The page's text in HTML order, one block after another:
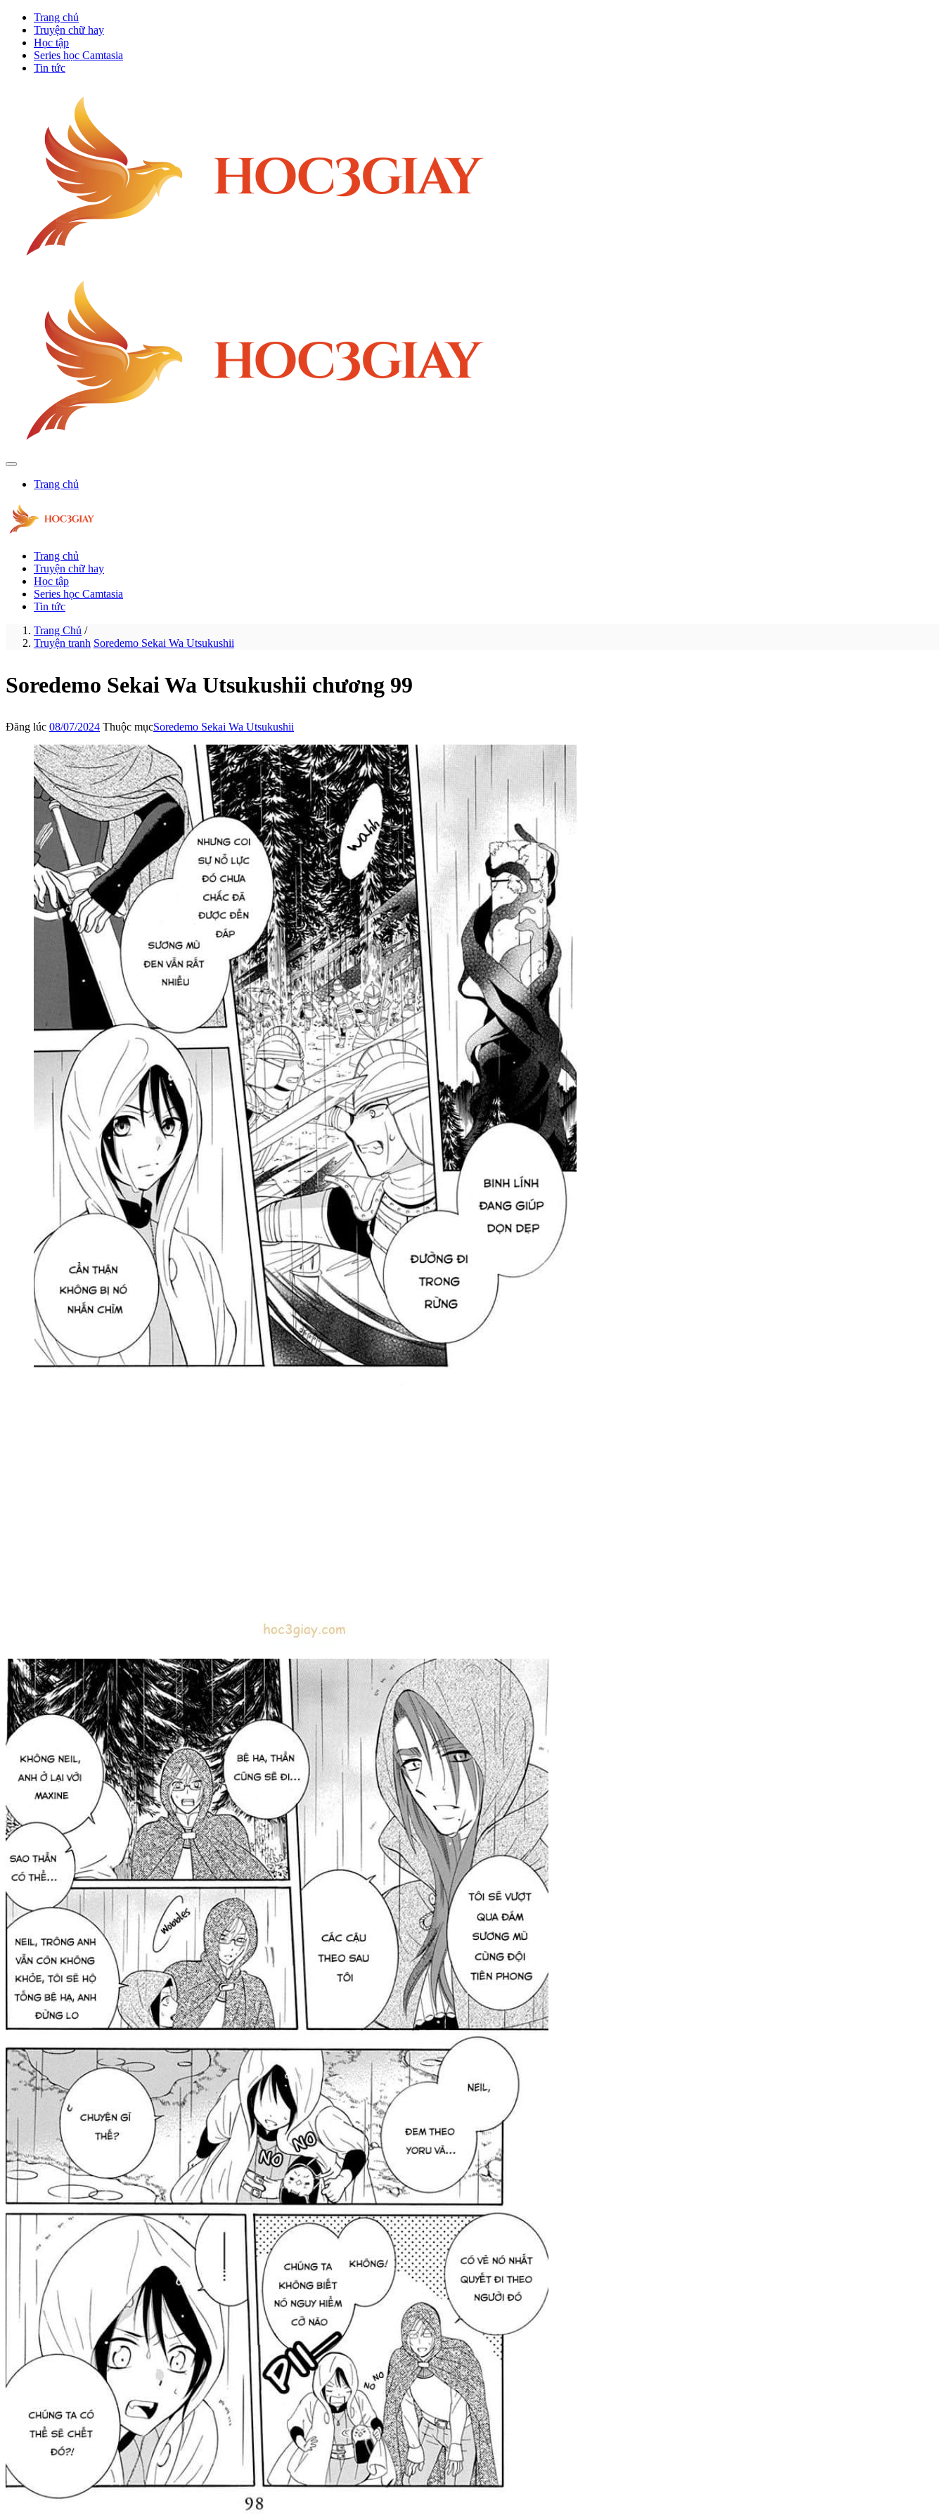
Trang chủ
Truyện chữ hay
Học tập
Series học Camtasia
Tin tức
Trang chủ
Trang chủ
Truyện chữ hay
Học tập
Series học Camtasia
Tin tức
Trang Chủ /
Truyện tranh Soredemo Sekai Wa Utsukushii
Soredemo Sekai Wa Utsukushii chương 99
Đăng lúc 08/07/2024 Thuộc mụcSoredemo Sekai Wa Utsukushii